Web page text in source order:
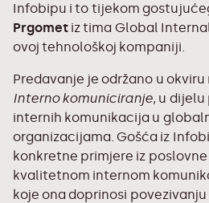
Infobipu i to tijekom
Prgomet iz tima Global
ovoj tehnološkoj kompaniji.
Predavanje je održano u
Interno komuniciranje, u
internih komunikacija u
organizacijama. Gošća iz
konkretne primjere iz
kvalitetnom internom
koje ona doprinosi